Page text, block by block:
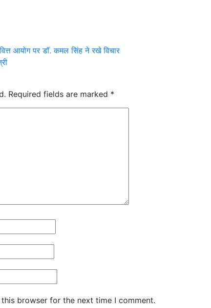
आयोग पर डॉ. कमल सिंह ने रखे विचार
Required fields are marked *
browser for the next time I comment.